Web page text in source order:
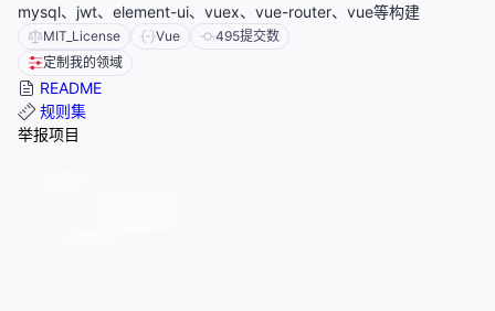
mysql、jwt、element-ui、vuex、vue-router、vue等构建
MIT_License Vue 495提交数
定制我的领域
README
规则集
举报项目